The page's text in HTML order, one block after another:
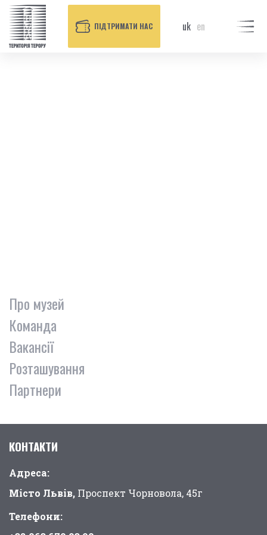
ПІДТРИМАТИ НАС uk en
Про музей
Команда
Вакансії
Розташування
Партнери
КОНТАКТИ
Адреса:
Місто Львів, Проспект Чорновола, 45г
Телефони: